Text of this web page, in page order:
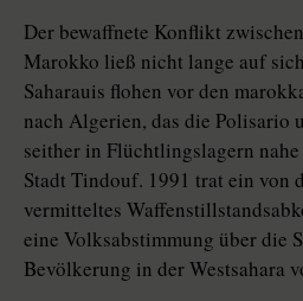
Der bewaffnete Konflikt
Marokko ließ nicht lange auf
Saharauis flohen vor den
nach Algerien, das die Polisario
seither in Flüchtlingslagern
Stadt Tindouf. 1991 trat ein von
vermitteltes
eine Volksabstimmung über die
Bevölkerung in der Westsahara